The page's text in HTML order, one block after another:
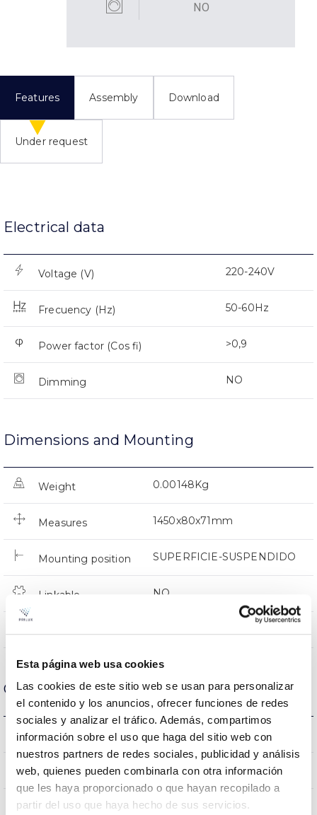
Esta página web usa cookies
Las cookies de este sitio web se usan para personalizar
el contenido y los anuncios, ofrecer funciones de redes
sociales y analizar el tráfico. Además, compartimos
información sobre el uso que haga del sitio web con
nuestros partners de redes sociales, publicidad y análisis
web, quienes pueden combinarla con otra información
que les haya proporcionado o que hayan recopilado a
partir del uso que haya hecho de sus servicios.
NO
Features Assembly Download
Under request
Electrical data
Voltage (V) 220-240V
Frecuency (Hz) 50-60Hz
Power factor (Cos fi) >0,9
Dimming NO
Dimensions and Mounting
Weight 0.00148Kg
Measures 1450x80x71mm
Mounting position SUPERFICIE-SUSPENDIDO
Linkable NO
Lighting
Optical data
Colour temperature 3000K-4000K-6500K
CRI Colour rendering index 80
Opening angle 120